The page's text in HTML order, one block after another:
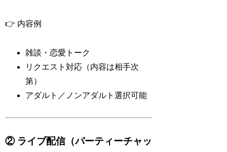
👉 内容例
雑談・恋愛トーク
リクエスト対応（内容は相手次
第）
アダルト／ノンアダルト選択可能
② ライブ配信（パーティーチャッ